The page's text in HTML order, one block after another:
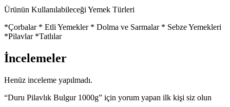
Ürünün Kullanılabileceği Yemek Türleri
*Çorbalar * Etli Yemekler * Dolma ve Sarmalar * Sebze Yemekleri
*Pilavlar *Tatlılar
İncelemeler
Henüz inceleme yapılmadı.
“Duru Pilavlık Bulgur 1000g” için yorum yapan ilk kişi siz olun